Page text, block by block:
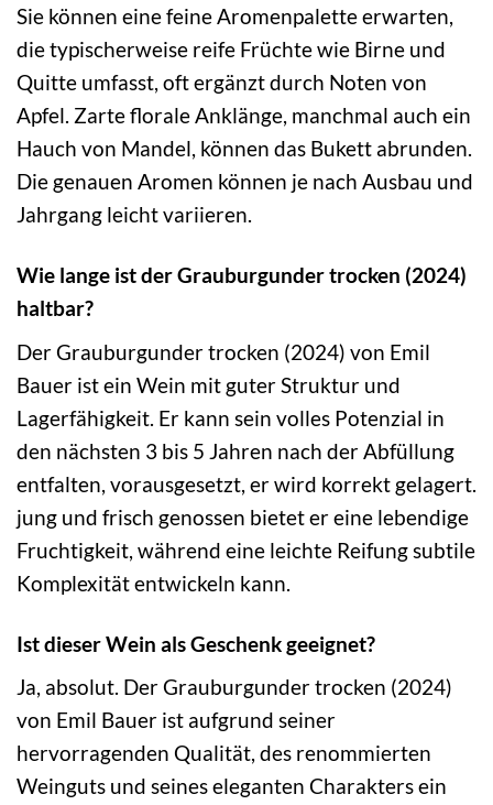
Sie können eine feine Aromenpalette erwarten,
die typischerweise reife Früchte wie Birne und
Quitte umfasst, oft ergänzt durch Noten von
Apfel. Zarte florale Anklänge, manchmal auch ein
Hauch von Mandel, können das Bukett abrunden.
Die genauen Aromen können je nach Ausbau und
Jahrgang leicht variieren.
Wie lange ist der Grauburgunder trocken (2024)
haltbar?
Der Grauburgunder trocken (2024) von Emil
Bauer ist ein Wein mit guter Struktur und
Lagerfähigkeit. Er kann sein volles Potenzial in
den nächsten 3 bis 5 Jahren nach der Abfüllung
entfalten, vorausgesetzt, er wird korrekt gelagert.
jung und frisch genossen bietet er eine lebendige
Fruchtigkeit, während eine leichte Reifung subtile
Komplexität entwickeln kann.
Ist dieser Wein als Geschenk geeignet?
Ja, absolut. Der Grauburgunder trocken (2024)
von Emil Bauer ist aufgrund seiner
hervorragenden Qualität, des renommierten
Weinguts und seines eleganten Charakters ein